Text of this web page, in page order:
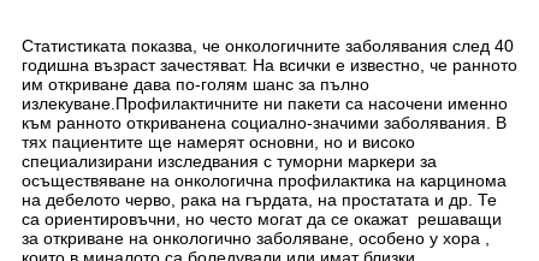
Статистиката показва, че онкологичните заболявания след 40
годишна възраст зачестяват. На всички е известно, че ранното
им откриване дава по-голям шанс за пълно
излекуване.Профилактичните ни пакети са насочени именно
към ранното откриванена социално-значими заболявания. В
тях пациентите ще намерят основни, но и високо
специализирани изследвания с туморни маркери за
осъществяване на онкологична профилактика на карцинома
на дебелото черво, рака на гърдата, на простатата и др. Те
са ориентировъчни, но често могат да се окажат решаващи
за откриване на онкологично заболяване, особено у хора ,